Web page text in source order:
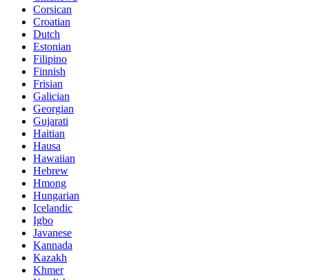
Corsican
Croatian
Dutch
Estonian
Filipino
Finnish
Frisian
Galician
Georgian
Gujarati
Haitian
Hausa
Hawaiian
Hebrew
Hmong
Hungarian
Icelandic
Igbo
Javanese
Kannada
Kazakh
Khmer